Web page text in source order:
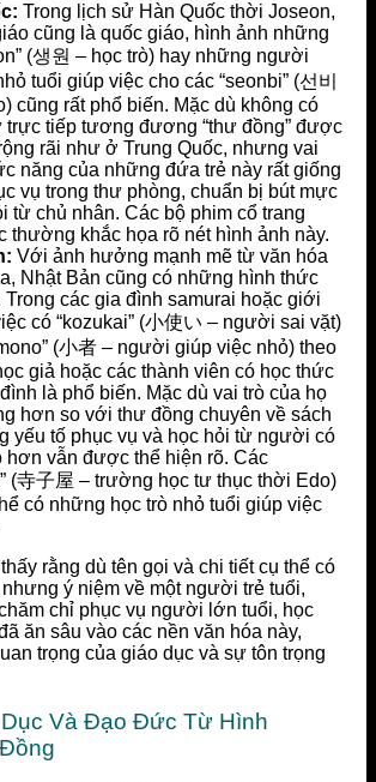
Trong lịch sử Hàn Quốc thời Joseon,
cũng là quốc giáo, hình ảnh những
(생원 – học trò) hay những người
tuổi giúp việc cho các “seonbi” (선비
cũng rất phổ biến. Mặc dù không có
trực tiếp tương đương “thư đồng” được
rãi như ở Trung Quốc, nhưng vai
năng của những đứa trẻ này rất giống
vụ trong thư phòng, chuẩn bị bút mực
từ chủ nhân. Các bộ phim cổ trang
thường khắc họa rõ nét hình ảnh này.
Với ảnh hưởng mạnh mẽ từ văn hóa
Nhật Bản cũng có những hình thức
các gia đình samurai hoặc giới
có “kozukai” (小使い – người sai vặt)
(小者 – người giúp việc nhỏ) theo
giả hoặc các thành viên có học thức
là phổ biến. Mặc dù vai trò của họ
hơn so với thư đồng chuyên về sách
yếu tố phục vụ và học hỏi từ người có
hơn vẫn được thể hiện rõ. Các
(寺子屋 – trường học tư thục thời Edo)
có những học trò nhỏ tuổi giúp việc
rằng dù tên gọi và chi tiết cụ thể có
ý niệm về một người trẻ tuổi,
chỉ phục vụ người lớn tuổi, học
ăn sâu vào các nền văn hóa này,
trọng của giáo dục và sự tôn trọng
Dục Và Đạo Đức Từ Hình